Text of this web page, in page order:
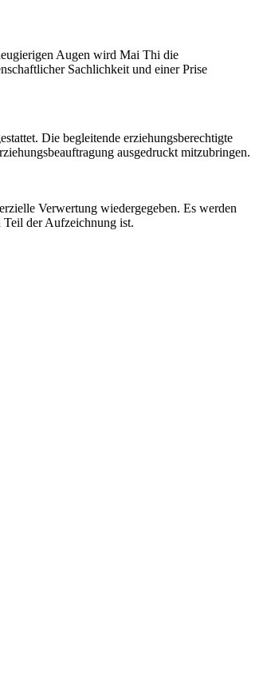
Augen wird Mai Thi die
Sachlichkeit und einer Prise
Die begleitende erziehungsberechtigte
ausgedruckt mitzubringen.
Verwertung wiedergegeben. Es werden
Teil der Aufzeichnung ist.